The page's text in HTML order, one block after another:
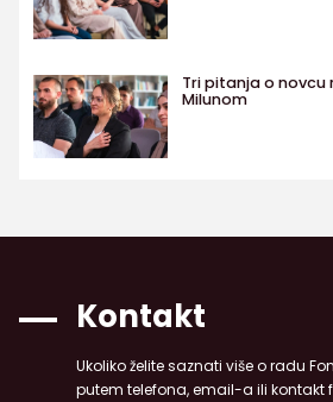
Tri pitanja o novcu
Milunom
Kontakt
Ukoliko želite saznati više o radu
putem telefona, email-a ili kontakt